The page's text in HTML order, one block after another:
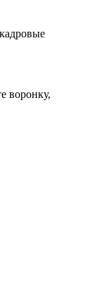
воронку,